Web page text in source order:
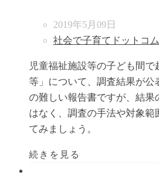
2019年5月09日
社会で子育てドットコ
児童福祉施設等の子ども間
等」について、調査結果が公
の難しい報告書ですが、結果
はなく、調査の手法や対象範
てみましょう。
続きを見る